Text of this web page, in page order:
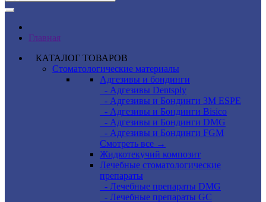
Главная
КАТАЛОГ ТОВАРОВ
Стоматологические материалы
Адгезивы и бондинги
- Адгезивы Dentsply
- Адгезивы и Бондинги 3M ESPE
- Адгезивы и Бондинги Bisico
- Адгезивы и Бондинги DMG
- Адгезивы и Бондинги FGM
Смотреть все →
Жидкотекучий композит
Лечебные стоматологические
препараты
- Лечебные препараты DMG
- Лечебные препараты GC